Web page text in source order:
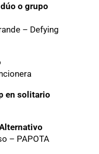
o grupo
– Defying
en solitario
– PAPOTA